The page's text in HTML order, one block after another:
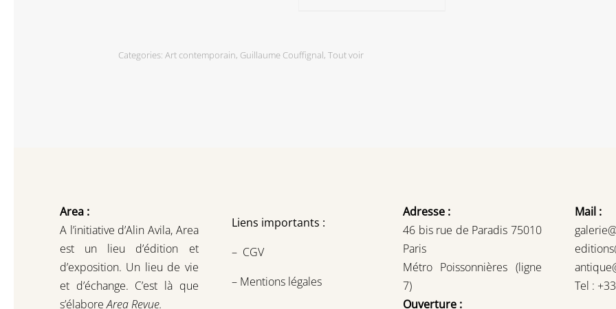
Categories: Art contemporain, Guillaume Couffignal, Tout voir
Area :
A l’initiative d’Alin Avila, Area
est un lieu d’édition et
d’exposition. Un lieu de vie
et d’échange. C’est là que
s’élaboreArea Revue.
Liens importants :
– CGV
–Mentions légales
Adresse :
46 bis rue de Paradis 75010
Paris
Métro Poissonnières (ligne
7)
Ouverture :
Mail :
Tel :